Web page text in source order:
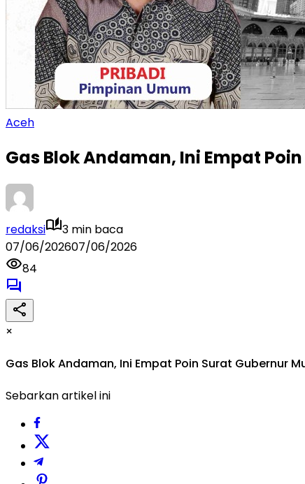
Aceh
Gas Blok Andaman, Ini Empat
redaksi
3 min baca
07/06/202607/06/2026
84
×
Gas Blok Andaman, Ini Empat Poin Surat Gubernur
Sebarkan artikel ini